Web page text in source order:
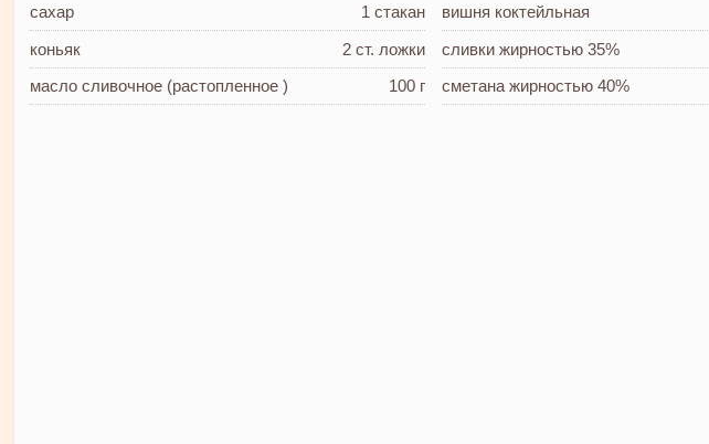
сахар
1 стакан
коньяк
2 ст. ложки
масло сливочное (растопленное ) 100 г
вишня коктейльная
сливкижирностью 35%
сметанажирностью 40%